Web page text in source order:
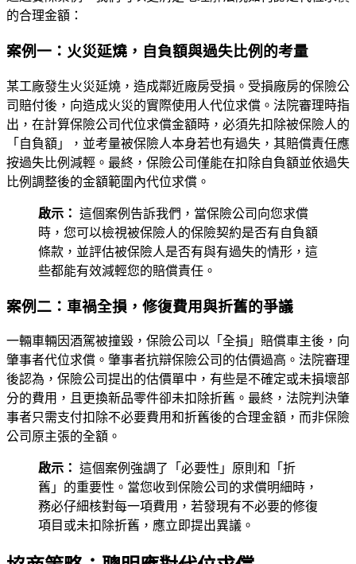
的合理金額：
案例一：火災延燒，自負額與過失比例的考量
某工廠發生火災延燒，造成鄰近廠房受損。受損廠房的保險公
司賠付後，向造成火災的實際使用人代位求償。法院審理時指
出，在計算保險公司代位求償金額時，必須先扣除被保險人的
「自負額」，並考量被保險人本身若也有過失，其賠償責任應
按過失比例減輕。最終，保險公司僅能在扣除自負額並依過失
比例調整後的金額範圍內代位求償。
啟示： 這個案例告訴我們，當保險公司向您求償
時，您可以檢視被保險人的保險契約是否有自負額
條款，並評估被保險人是否有與有過失的情形，這
些都能有效減輕您的賠償責任。
案例二：車禍全損，修復費用與折舊的爭議
一輛車輛因酒駕被撞毀，保險公司以「全損」賠償車主後，向
肇事者代位求償。肇事者抗辯保險公司的估價過高。法院審理
後認為，保險公司提出的估價單中，有些是不確定或未損壞部
分的費用，且更換新品零件卻未扣除折舊。最終，法院判決肇
事者只需支付扣除不必要費用和折舊後的合理金額，而非保險
公司原主張的全額。
啟示： 這個案例強調了「必要性」原則和「折
舊」的重要性。當您收到保險公司的求償明細時，
務必仔細核對每一項費用，若發現有不必要的修復
項目或未扣除折舊，應立即提出異議。